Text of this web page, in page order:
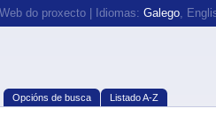
Web do proxecto | Idiomas: Galego,
Opcións de busca Listado A-Z